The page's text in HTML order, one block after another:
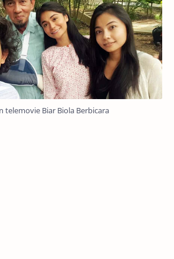
telemovie Biar Biola Berbicara